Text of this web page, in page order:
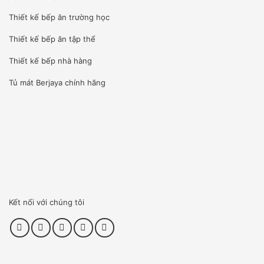
Vũ Gia Phát tập trung và đầu tư nhiều kỹ sư lành nghề
nhất cho dịch vụ hậu mãi, bởi vì khâu này cực kỳ quan
trọng.
Sau khi nhận được thông báo bảo hành từ khách hàng,
bảo trì với mức chi phí hỗ trợ nhất có thể.
Thiết kế bếp ăn trường học
Thiết kế bếp ăn tập thể
Thiết kế bếp nhà hàng
Tủ mát Berjaya chính hãng
Kết nối với chúng tôi